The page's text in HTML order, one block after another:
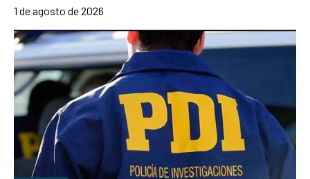
1 de agosto de 2026